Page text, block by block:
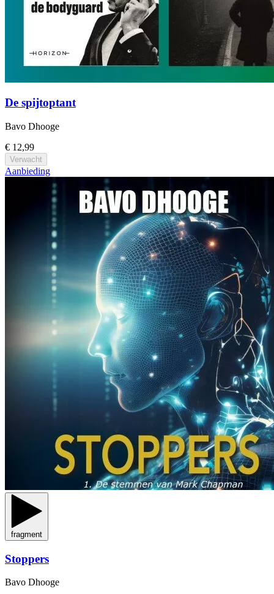
De spijtoptant
Bavo Dhooge
€ 12,99
Verwacht
Aanbieding
fragment
Stoppers
Bavo Dhooge